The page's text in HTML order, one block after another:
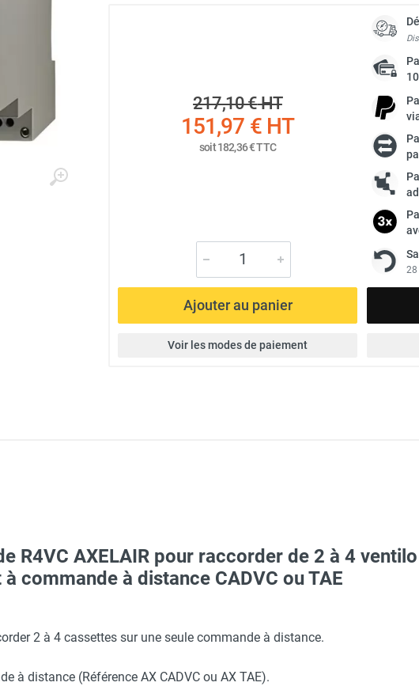
217,10 €HT
151,97 €HT
soit182,36 €TTC
28
Ajouter au panier
Voir les modes de paiement
AquaVent VCHB023 - AXELAIR
R4VC AXELAIR pour raccorder de 2 à 4
commande à distance CADVC ou TAE
2 à 4 cassettes sur une seule commande à distance.
à distance (Référence AX CADVC ou AX TAE).